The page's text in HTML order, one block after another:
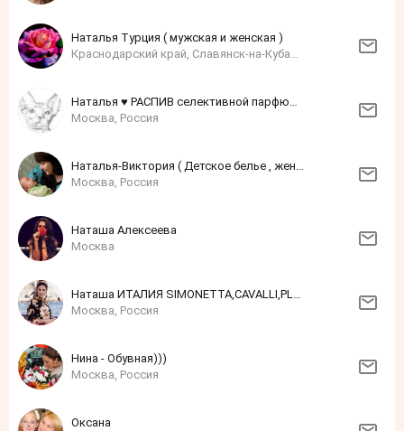
Наталья Турция ( мужская и женская )
Краснодарский край, Славянск-на-Кубани, Россия
Наталья ♥ РАСПИВ селективной парфюмерии ♥ ОРИГИНАЛ
Москва, Россия
Наталья-Виктория ( Детское белье , женское и мужское Baykar)
Москва, Россия
Наташа Алексеева
Москва
Наташа ИТАЛИЯ SIMONETTA,CAVALLI,PLEIN,SCERVINO,TWIN SET,MSGM,MANUDIECI,BLUMARINE
Москва, Россия
Нина - Обувная)))
Москва, Россия
Оксана